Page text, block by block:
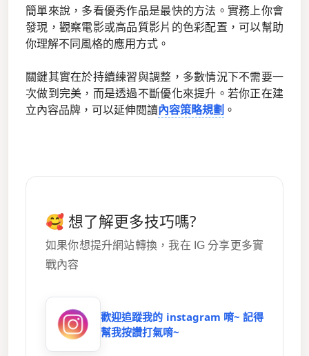
簡單來說，多看優秀作品是最快的方法。實務上你會
發現，觀察電影或高品質影片的色彩配置，可以幫助
你理解不同風格的應用方式。
關鍵其實在於持續練習與調整，多數情況下不需要一
次做到完美，而是透過不斷優化來提升。若你正在建
立內容品牌，可以延伸閱讀內容策略規劃 。
🥰 想了解更多技巧嗎?
如果你想提升網站轉換，我在 IG 分享更多實
戰內容
歡迎追蹤我的 instagram 唷~ 記得
幫我按讚打氣唷~